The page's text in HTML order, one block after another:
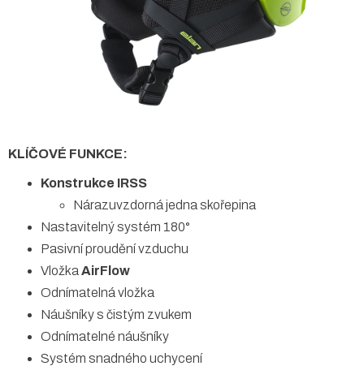
KLÍČOVÉ FUNKCE:
Konstrukce IRSS
Nárazuvzdorná jedna skořepina
Nastavitelný systém 180°
Pasivní proudění vzduchu
Vložka AirFlow
Odnímatelná vložka
Náušníky s čistým zvukem
Odnímatelné náušníky
Systém snadného uchycení